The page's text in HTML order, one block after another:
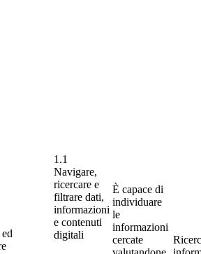
1.1
Navigare,
ricercare e
filtrare dati,
informazioni
e contenuti
digitali
È capace di
individuare
le
informazioni
cercate